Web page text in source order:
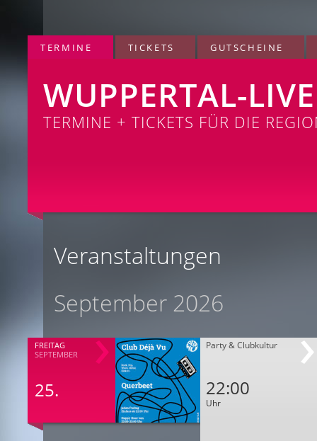
TERMINE TICKETS GUTSCHEINE
WUPPERTAL-LIVE
TERMINE + TICKETS FÜR DIE
Veranstaltungen
September 2026
FREITAG
SEPTEMBER
25.
Party & Clubkultur
22:00
Uhr